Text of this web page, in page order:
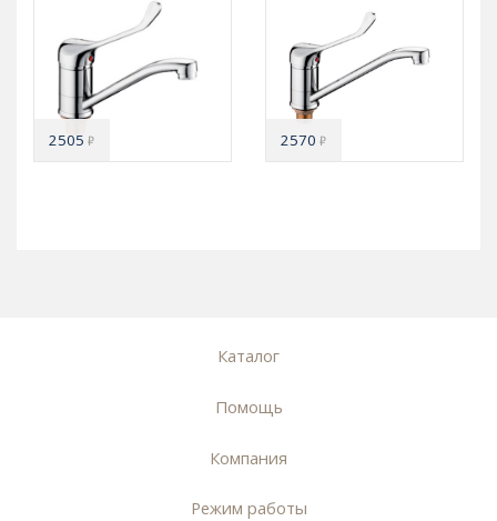
2505₽ 2570₽
Каталог
Помощь
Компания
Режим работы